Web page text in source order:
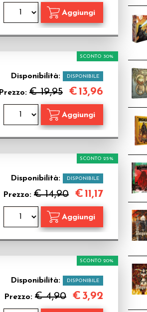
Disponibilità: DISPONIBILE
Prezzo: € 19,95
SCONTO 30%
€13,96
Disponibilità: DISPONIBILE
Prezzo: € 14,90
SCONTO 25%
€11,17
Disponibilità: DISPONIBILE
Prezzo: € 4,90
SCONTO 20%
€ 3,92